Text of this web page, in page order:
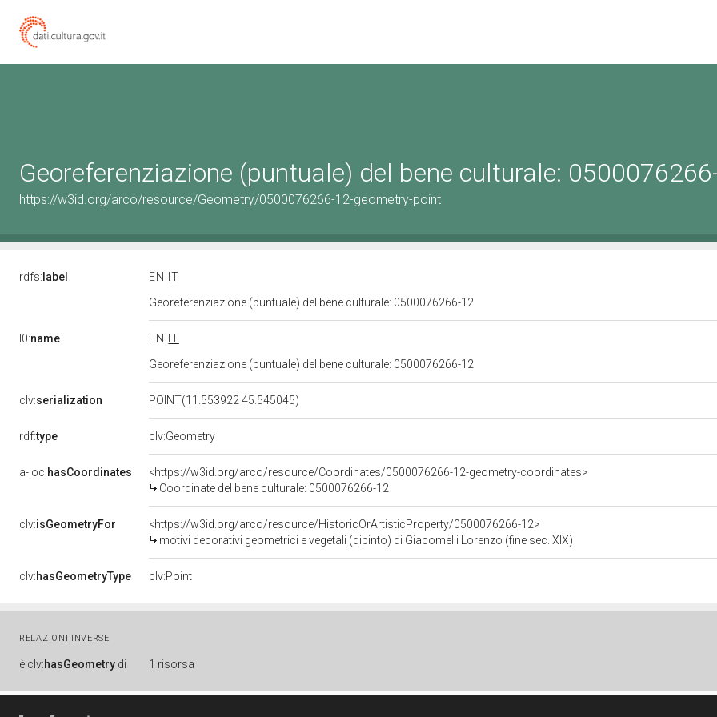
Georeferenziazione (puntuale) del bene culturale:
https://w3id.org/arco/resource/Geometry/0500076266-12-geometry-point
rdfs: label EN
IT
Georeferenziazione (puntuale) del bene culturale: 0500076266-12
l0:name EN
IT
Georeferenziazione (puntuale) del bene culturale: 0500076266-12
clv:serialization POINT(11.553922 45.545045)
rdf:type clv:Geometry
a-loc:hasCoordinates
<https://w3id.org/arco/resource/Coordinates/0500076266-12-geometry-coordinates>
Coordinate del bene culturale: 0500076266-12
clv:isGeometryFor
<https://w3id.org/arco/resource/HistoricOrArtisticProperty/0500076266-12>
motivi decorativi geometrici e vegetali (dipinto) di Giacomelli Lorenzo (fine sec. XIX)
clv:hasGeometryType clv:Point
RELAZIONI INVERSE
è clv:hasGeometry di 1 risorsa